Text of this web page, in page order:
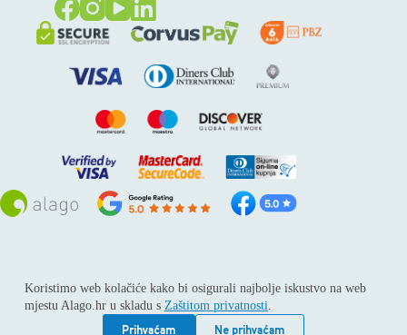
Koristimo web kolačiće kako bi osigurali najbolje iskustvo na web
mjestu Alago.hr u skladu s Zaštitom privatnosti.
Prihvaćam
Ne prihvaćam
Sva prava pridržana © 2026
Alago
ALAGO d.o.o. trgovina, usluge i zastupanje stranih tvrtki /
Adresa: Horvati 112, 10436 Rakov potok / Telefon: +385 1
6539 392 / E-mail: kontakt@alago.hr / Podaci o subjektu: